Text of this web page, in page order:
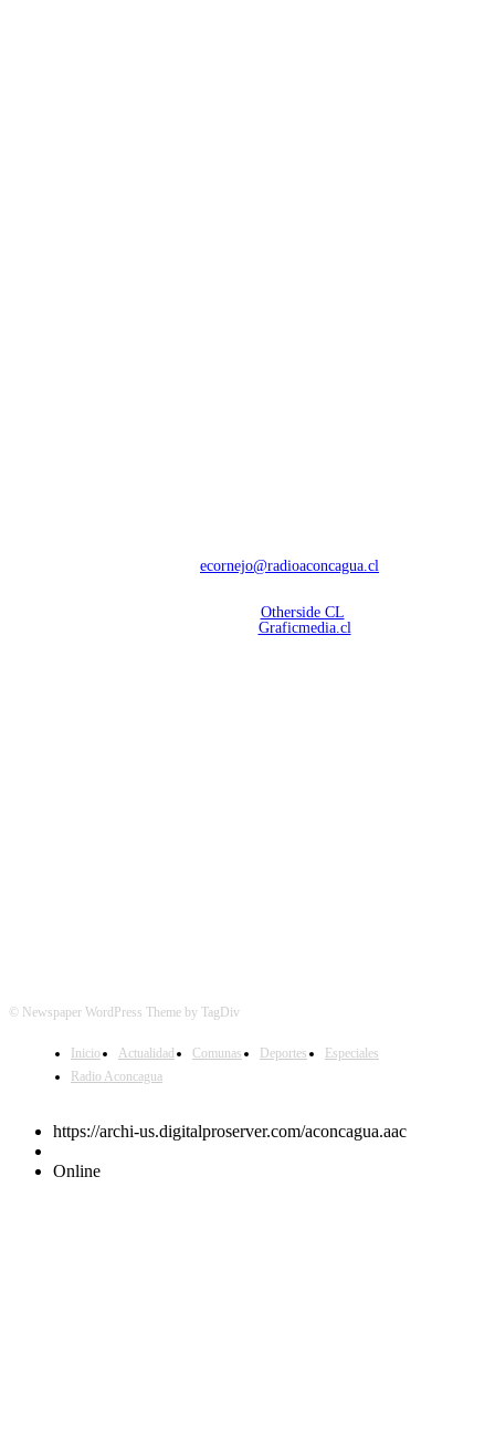
ecornejo@radioaconcagua.cl
Otherside CL
Graficmedia.cl
© Newspaper WordPress Theme by TagDiv
Inicio Actualidad Comunas Deportes
Especiales
Radio Aconcagua
https://archi-us.digitalproserver.com/aconcagua.aac
Online